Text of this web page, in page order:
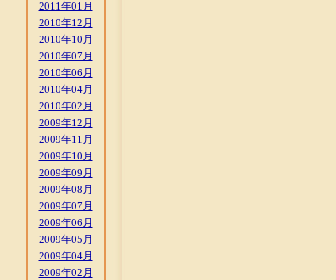
2011年01月
2010年12月
2010年10月
2010年07月
2010年06月
2010年04月
2010年02月
2009年12月
2009年11月
2009年10月
2009年09月
2009年08月
2009年07月
2009年06月
2009年05月
2009年04月
2009年02月